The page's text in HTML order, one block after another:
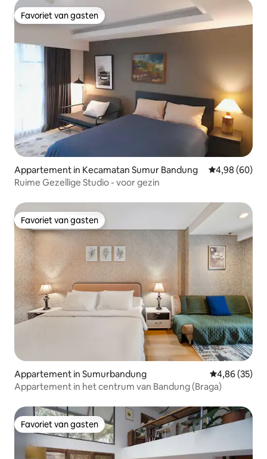
Favoriet van gasten
Favoriet van gasten
Appartement in Kecamatan Sumur Bandung Gemiddelde
4,98 (60)
Ruime Gezellige Studio - voor gezin
Favoriet van gasten
Favoriet van gasten
Appartement in Sumurbandung Gemiddelde
4,86 (35)
Appartement in het centrum van Bandung (Braga)
Favoriet van gasten
Favoriet van gasten